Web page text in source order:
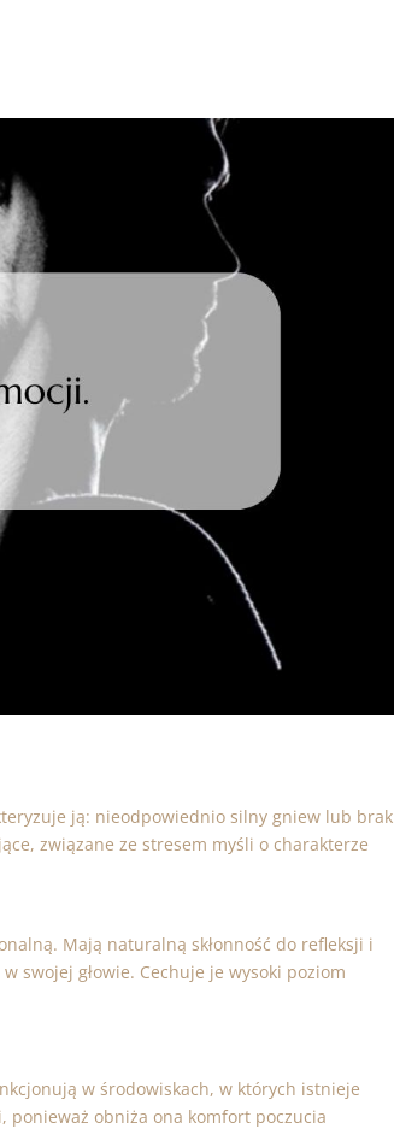
ją: nieodpowiednio silny gniew lub brak
związane ze stresem myśli o charakterze
Mają naturalną skłonność do refleksji i
swojej głowie. Cechuje je wysoki poziom
w środowiskach, w których istnieje
obniża ona komfort poczucia